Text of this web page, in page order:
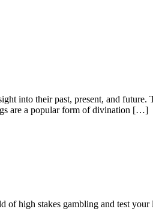
into their past, present, and future.
are a popular form of divination […]
high stakes gambling and test your